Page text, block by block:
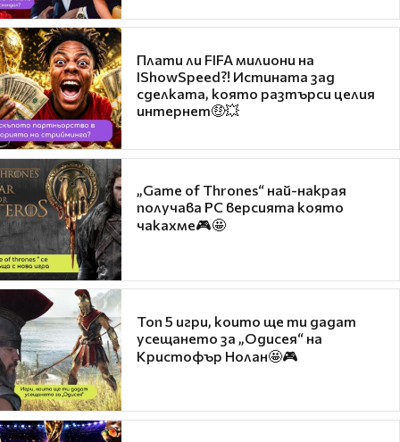
Плати ли FIFA милиони на
IShowSpeed?! Истината зад
сделката, която разтърси целия
интернет🤑💥
„Game of Thrones“ най-накрая
получава PC версията която
чакахме🎮🤩
Топ 5 игри, които ще ти дадат
усещането за „Одисея“ на
Кристофър Нолан🤩🎮